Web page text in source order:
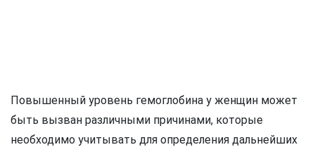
Повышенный уровень гемоглобина у женщин может
быть вызван различными причинами, которые
необходимо учитывать для определения дальнейших